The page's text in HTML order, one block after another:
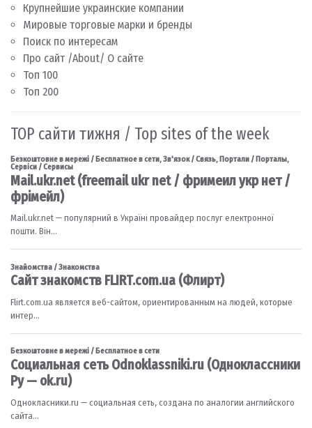
Крупнейшие украинские компании
Мировые торговые марки и бренды
Поиск по интересам
Про сайт /About/ О сайте
Топ 100
Топ 200
TOP сайти тижня / Top sites of the week